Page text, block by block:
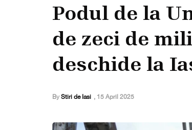
Podul de la
de zeci de
deschide la
By Stiri de Iasi , 15 April 2025